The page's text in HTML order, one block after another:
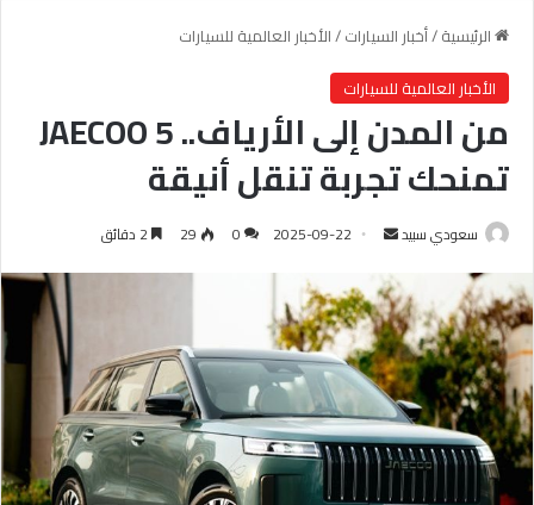
الرئيسية/أخبار السيارات/الأخبار العالمية للسيارات
الأخبار العالمية للسيارات
من المدن إلى الأرياف.. JAECOO 5
تمنحك تجربة تنقل أنيقة
سعودي سبيد
س
ل
ب
ر
ي
د
ا
2025-09-22
0
29